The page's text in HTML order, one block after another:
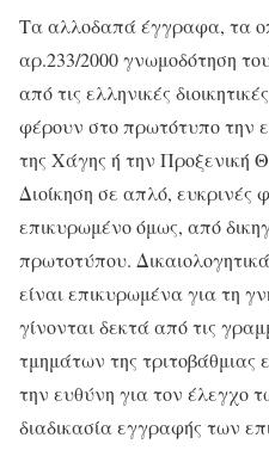
Τα αλλοδαπά έγγραφα, τα
αρ.233/2000 γνωμοδότηση
από τις ελληνικές
φέρουν στο πρωτότυπο την
της Χάγης ή την Προξενική
Διοίκηση σε απλό,
επικυρωμένο όμως, από
πρωτοτύπου.
είναι επικυρωμένα για τη
γίνονται δεκτά από τις
τμημάτων της τριτοβάθμιας
την ευθύνη για τον έλεγχο
διαδικασία εγγραφής των